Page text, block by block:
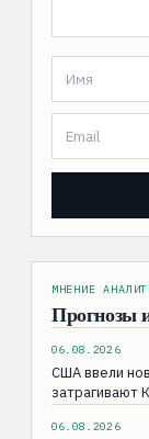
МНЕНИЕ
Прогнозы
06.08.2026
США ввели
затрагивают
06.08.2026